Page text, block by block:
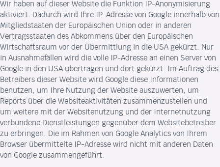
Wir haben auf dieser Website die Funktion IP-Anonymisierung
aktiviert. Dadurch wird Ihre IP-Adresse von Google innerhalb von
Mitgliedstaaten der Europäischen Union oder in anderen
Vertragsstaaten des Abkommens über den Europäischen
Wirtschaftsraum vor der Übermittlung in die USA gekürzt. Nur
in Ausnahmefällen wird die volle IP-Adresse an einen Server von
Google in den USA übertragen und dort gekürzt. Im Auftrag des
Betreibers dieser Website wird Google diese Informationen
benutzen, um Ihre Nutzung der Website auszuwerten, um
Reports über die Websiteaktivitäten zusammenzustellen und
um weitere mit der Websitenutzung und der Internetnutzung
verbundene Dienstleistungen gegenüber dem Websitebetreiber
zu erbringen. Die im Rahmen von Google Analytics von Ihrem
Browser übermittelte IP-Adresse wird nicht mit anderen Daten
von Google zusammengeführt.